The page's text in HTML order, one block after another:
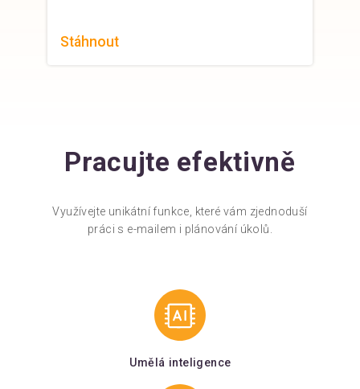
Stáhnout
Pracujte efektivně
Využívejte unikátní funkce, které vám zjednoduší
práci s e-mailem i plánování úkolů.
Umělá inteligence